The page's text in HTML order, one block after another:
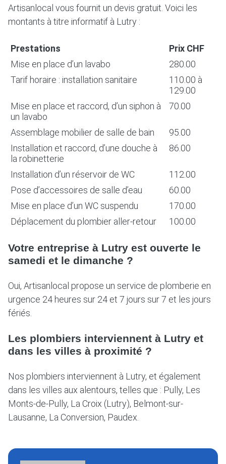
Artisanlocal vous fournit un devis gratuit. Voici les
montants à titre informatif à Lutry :
Prestations
Prix CHF
Mise en place d’un lavabo
280.00
Tarif horaire : installation sanitaire
110.00 à
129.00
Mise en place et raccord, d’un siphon à
un lavabo
70.00
Assemblage mobilier de salle de bain
95.00
Installation et raccord, d’une douche à
la robinetterie
86.00
Installation d’un réservoir de WC
112.00
Pose d’accessoires de salle d’eau
60.00
Mise en place d’un WC suspendu
170.00
Déplacement du plombier aller-retour
100.00
Votre entreprise à Lutry est ouverte le
samedi et le dimanche ?
Oui, Artisanlocal propose un service de plomberie en
urgence 24 heures sur 24 et 7 jours sur 7 et les jours
fériés.
Les plombiers interviennent à Lutry et
dans les villes à proximité ?
Nos plombiers interviennent à Lutry, et également
dans les villes aux alentours, telles que : Pully, Les
Monts-de-Pully, La Croix (Lutry), Belmont-sur-
Lausanne, La Conversion, Paudex.